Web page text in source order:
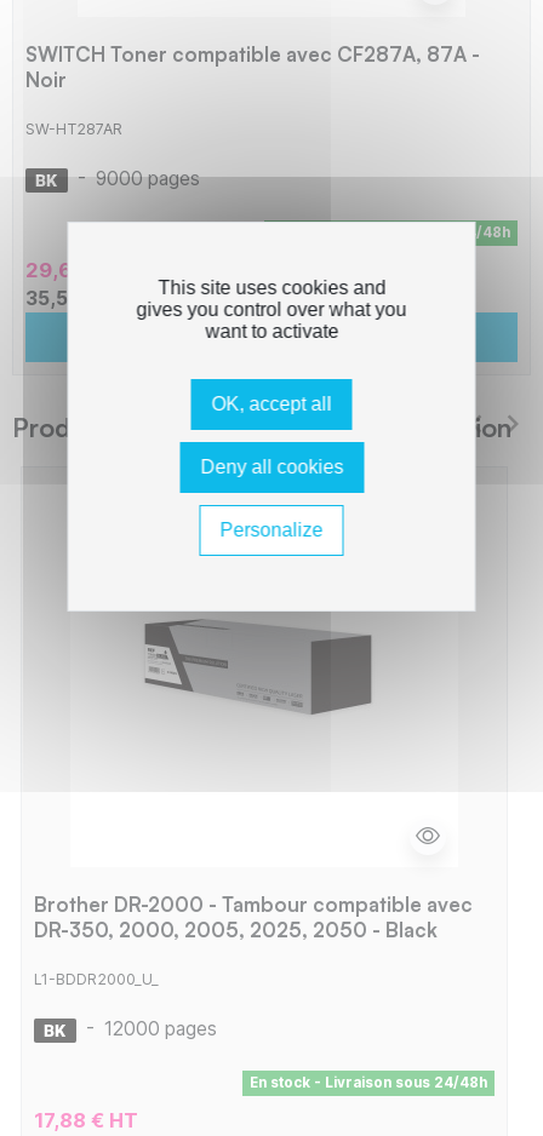
SWITCH Toner compatible avec CF287A, 87A -
Noir
SW-HT287AR
-9000 pages
En stock - Livraison sous 24/48h
29,60 € HT
35,53 € TTC
Ajouter au panier
Produits suggérés The Premium Solution
Brother DR-2000 - Tambour compatible avec
DR-350, 2000, 2005, 2025, 2050 - Black
L1-BDDR2000_U_
- 12000 pages
En stock - Livraison sous 24/48h
17,88 € HT
This site uses cookies and
gives you control over what you
want to activate
OK, accept all
Deny all cookies
Personalize